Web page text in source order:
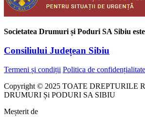
Societatea Drumuri și Poduri SA Sibiu
Consiliului Județean Sibiu
Termeni și condiții Politica de confidențialitate
Copyright © 2025 TOATE DREPTURILE
DRUMURI Și PODURI SA SIBIU
Meșterit de